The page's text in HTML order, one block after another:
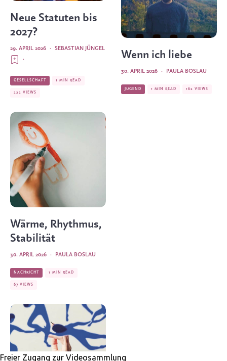
Neue Statuten bis
2027?
SEBASTIAN JÜNGEL
·
29. APRIL 2026
·
GESELLSCHAFT 1 MIN READ
222 VIEWS
Wärme, Rhythmus,
Stabilität
PAULA BOSLAU
·
30. APRIL 2026
NACHRICHT 1 MIN READ
67 VIEWS
Wenn ich liebe
PAULA BOSLAU
·
30. APRIL 2026
JUGEND 1 MIN READ 162 VIEWS